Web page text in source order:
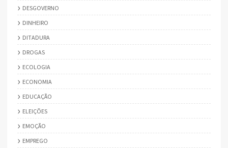
DESGOVERNO
DINHEIRO
DITADURA
DROGAS
ECOLOGIA
ECONOMIA
EDUCAÇÃO
ELEIÇÕES
EMOÇÃO
EMPREGO